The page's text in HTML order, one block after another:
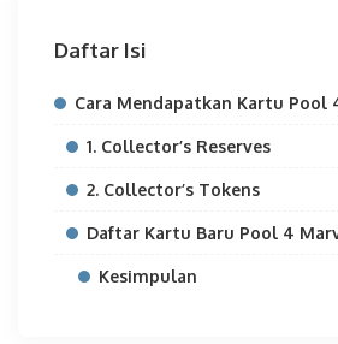
Daftar Isi
Cara Mendapatkan Kartu Pool
1. Collector’s Reserves
2. Collector’s Tokens
Daftar Kartu Baru Pool 4
Kesimpulan